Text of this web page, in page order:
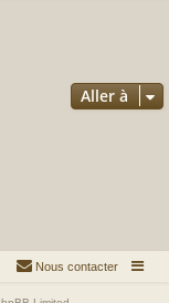
Aller à
Nous contacter